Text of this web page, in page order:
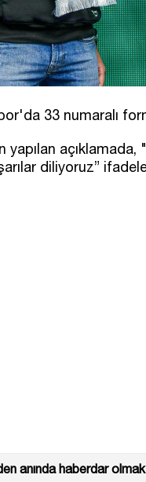
33 numaralı
yapılan
diliyoruz”
anında haberdar